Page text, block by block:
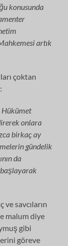
konusunda
artık
çoktan
Hükümet
onlara
birkaç ay
gündelik
da
başlayarak
savcıların
malum diye
gibi
göreve